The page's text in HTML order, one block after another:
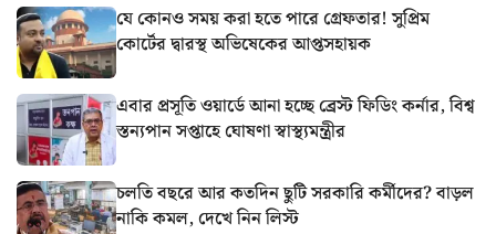
যে কোনও সময় করা হতে পারে গ্রেফতার! সুপ্রিম
কোর্টের দ্বারস্থ অভিষেকের আপ্তসহায়ক
এবার প্রসূতি ওয়ার্ডে আনা হচ্ছে ব্রেস্ট ফিডিং কর্নার, বিশ্ব
স্তন্যপান সপ্তাহে ঘোষণা স্বাস্থ্যমন্ত্রীর
চলতি বছরে আর কতদিন ছুটি সরকারি কর্মীদের? বাড়ল
নাকি কমল, দেখে নিন লিস্ট